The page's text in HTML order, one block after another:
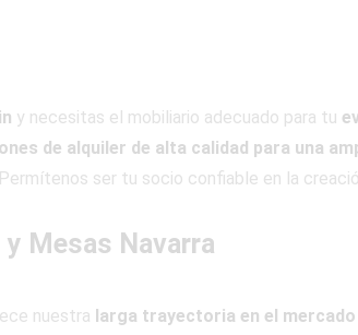
y necesitas el mobiliario adecuado para tu
de alquiler de alta calidad para una
ser tu socio confiable en la
Mesas Navarra
nuestra larga trayectoria en el